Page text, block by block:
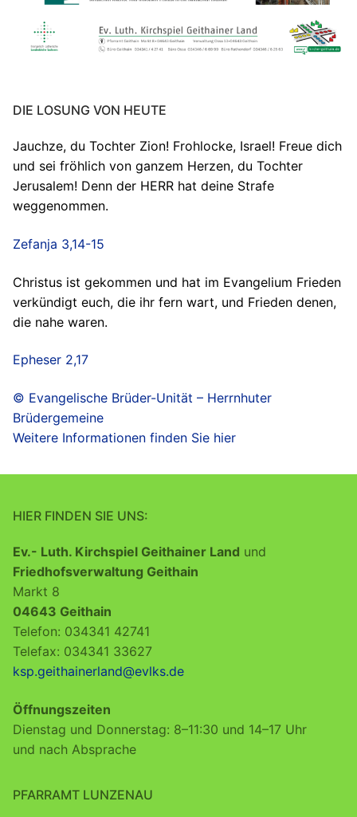
DIE LOSUNG VON HEUTE
Jauchze, du Tochter Zion! Frohlocke, Israel! Freue dich
und sei fröhlich von ganzem Herzen, du Tochter
Jerusalem! Denn der HERR hat deine Strafe
weggenommen.
Zefanja 3,14-15
Christus ist gekommen und hat im Evangelium Frieden
verkündigt euch, die ihr fern wart, und Frieden denen,
die nahe waren.
Epheser 2,17
© Evangelische Brüder-Unität – Herrnhuter
Brüdergemeine
Weitere Informationen finden Sie hier
HIER FINDEN SIE UNS:
Ev.- Luth. Kirchspiel Geithainer Land und
Friedhofsverwaltung Geithain
Markt 8
04643 Geithain
Telefon: 034341 42741
Telefax: 034341 33627
ksp.geithainerland@evlks.de
Öffnungszeiten
Dienstag und Donnerstag: 8–11:30 und 14–17 Uhr
und nach Absprache
PFARRAMT LUNZENAU